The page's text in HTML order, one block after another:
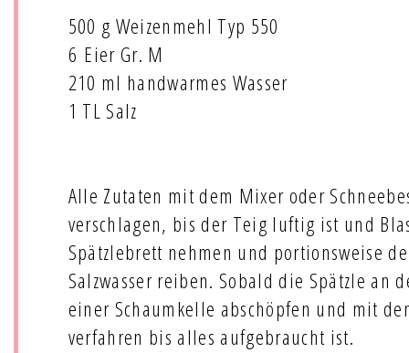
500 g Weizenmehl Typ 550
6 Eier Gr. M
210 ml handwarmes Wasser
1 TL Salz
Alle Zutaten mit dem Mixer oder
verschlagen, bis der Teig luftig ist und
Spätzlebrett nehmen und portionsweise
Salzwasser reiben. Sobald die Spätzle an
einer Schaumkelle abschöpfen und mit
verfahren bis alles aufgebraucht ist.